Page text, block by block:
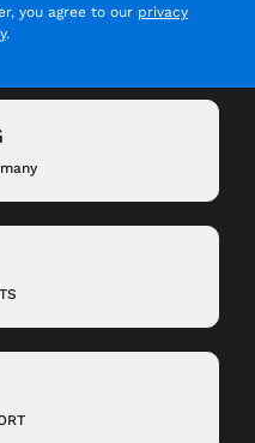
you agree to our privacy
.